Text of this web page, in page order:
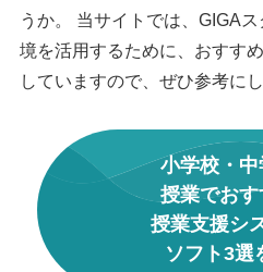
うか。 当サイトでは、GIGA
境を活用するために、おすす
していますので、ぜひ参考に
小学校・
授業でおす
授業支援シ
ソフト3選